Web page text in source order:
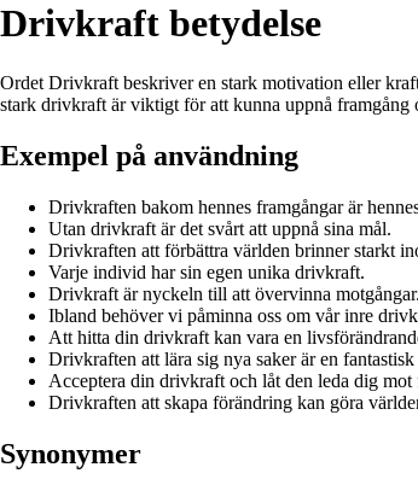
Drivkraft betydelse
Ordet Drivkraft beskriver en stark motivation eller
stark drivkraft är viktigt för att kunna uppnå framgång
Exempel på användning
Drivkraften bakom hennes framgångar är
Utan drivkraft är det svårt att uppnå sina mål.
Drivkraften att förbättra världen brinner starkt
Varje individ har sin egen unika drivkraft.
Drivkraft är nyckeln till att övervinna motgångar.
Ibland behöver vi påminna oss om vår inre
Att hitta din drivkraft kan vara en
Drivkraften att lära sig nya saker är en fantastisk
Acceptera din drivkraft och låt den leda dig mot
Drivkraften att skapa förändring kan göra
Synonymer